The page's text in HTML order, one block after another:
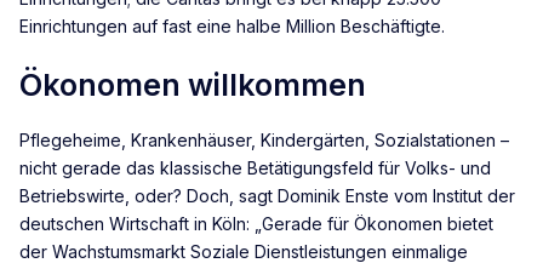
Einrichtungen auf fast eine halbe Million Beschäftigte.
Ökonomen willkommen
Pflegeheime, Krankenhäuser, Kindergärten, Sozialstationen –
nicht gerade das klassische Betätigungsfeld für Volks- und
Betriebswirte, oder? Doch, sagt Dominik Enste vom Institut der
deutschen Wirtschaft in Köln: „Gerade für Ökonomen bietet
der Wachstumsmarkt Soziale Dienstleistungen einmalige